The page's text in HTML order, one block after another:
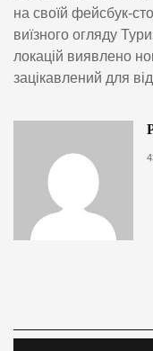
на своїй фейсбук-
виїзного огляду
локацій виявлено
зацікавлений для